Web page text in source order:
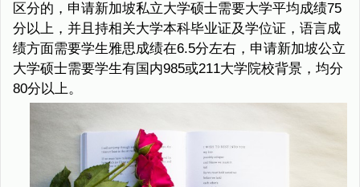
区分的，申请新加坡私立大学硕士需要大学平均成绩75
分以上，并且持相关大学本科毕业证及学位证，语言成
绩方面需要学生雅思成绩在6.5分左右，申请新加坡公立
大学硕士需要学生有国内985或211大学院校背景，均分
80分以上。